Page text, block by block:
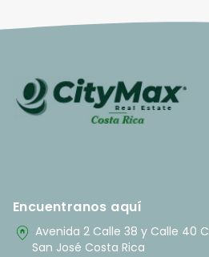
Encuentranos aquí
home_pin Avenida 2 Calle 38 y Calle 40
San José Costa Rica